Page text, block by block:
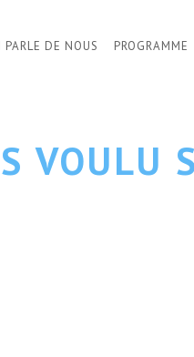
PARLE DE NOUS PROGRAMME
VOULU